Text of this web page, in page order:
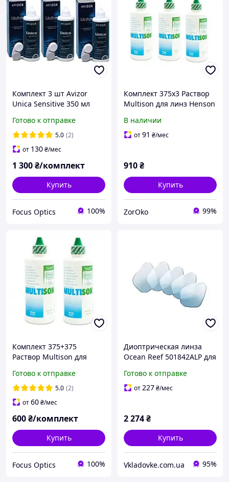
Комплект 3 шт Avizor
Unica Sensitive 350 мл
юника, жидкость, вода
для линз
Готово к отправке
5.0 (2)
от 130₴/мес
1 300₴/комплект
Купить
Focus Optics 100%
Комплект 375х3 Раствор
Multison для линз Henson
вода для линз
В наличии
от91 ₴/мес
910₴
Купить
ZorOko 99%
Комплект 375+375
Раствор Multison для
Мультисон, вода для линз
Готово к отправке
5.0 (2)
от60₴/мес
600₴/комплект
Купить
Focus Optics 100%
Диоптрическая линза
Ocean Reef 501842ALP для
прозрачность четкость
изображения под водой.
Готово к отправке
от227₴/мес
2 274₴
Купить
Vkladovke.com.ua 95%